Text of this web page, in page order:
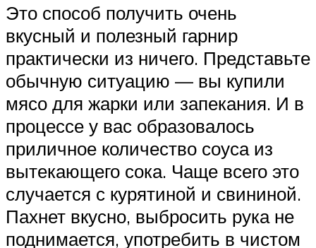
Это способ получить очень
вкусный и полезный гарнир
практически из ничего. Представьте
обычную ситуацию — вы купили
мясо для жарки или запекания. И в
процессе у вас образовалось
приличное количество соуса из
вытекающего сока. Чаще всего это
случается с курятиной и свининой.
Пахнет вкусно, выбросить рука не
поднимается, употребить в чистом